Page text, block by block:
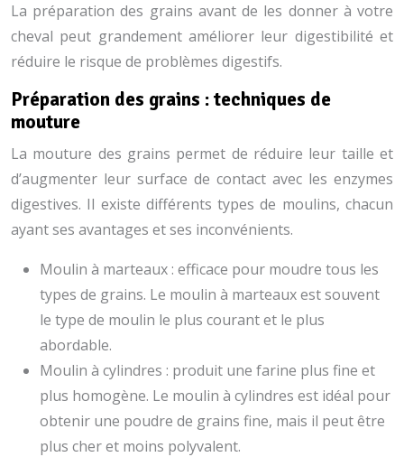
La préparation des grains avant de les donner à votre
cheval peut grandement améliorer leur digestibilité et
réduire le risque de problèmes digestifs.
Préparation des grains : techniques de
mouture
La mouture des grains permet de réduire leur taille et
d’augmenter leur surface de contact avec les enzymes
digestives. Il existe différents types de moulins, chacun
ayant ses avantages et ses inconvénients.
Moulin à marteaux : efficace pour moudre tous les
types de grains. Le moulin à marteaux est souvent
le type de moulin le plus courant et le plus
abordable.
Moulin à cylindres : produit une farine plus fine et
plus homogène. Le moulin à cylindres est idéal pour
obtenir une poudre de grains fine, mais il peut être
plus cher et moins polyvalent.